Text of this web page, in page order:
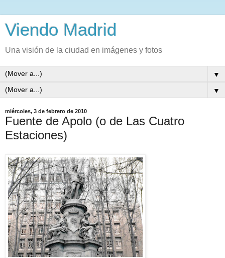
Viendo Madrid
Una visión de la ciudad en imágenes y fotos
▼
▼
miércoles, 3 de febrero de 2010
Fuente de Apolo (o de Las Cuatro
Estaciones)